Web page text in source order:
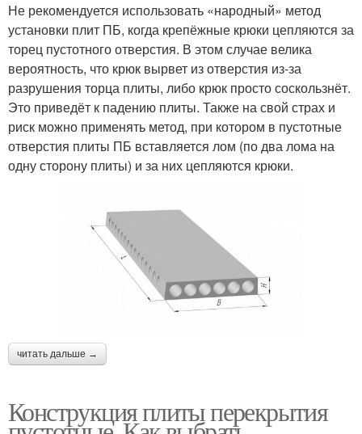
Не рекомендуется использовать «народный» метод
установки плит ПБ, когда крепёжные крюки цепляются за
торец пустотного отверстия. В этом случае велика
вероятность, что крюк вырвет из отверстия из-за
разрушения торца плиты, либо крюк просто соскользнёт.
Это приведёт к падению плиты. Также на свой страх и
риск можно применять метод, при котором в пустотные
отверстия плиты ПБ вставляется лом (по два лома на
одну сторону плиты) и за них цепляются крюки.
читать дальше →
Конструкция плиты перекрытия